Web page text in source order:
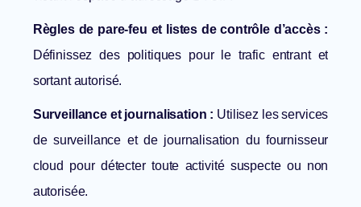
Règles de pare-feu et listes de contrôle d’accès :
Définissez des politiques pour le trafic entrant et
sortant autorisé.
Surveillance et journalisation : Utilisez les services
de surveillance et de journalisation du fournisseur
cloud pour détecter toute activité suspecte ou non
autorisée.